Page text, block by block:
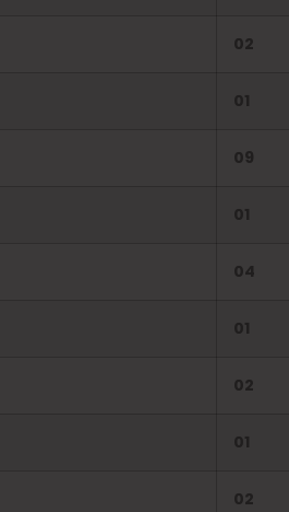
02
01
09
01
04
01
02
01
02